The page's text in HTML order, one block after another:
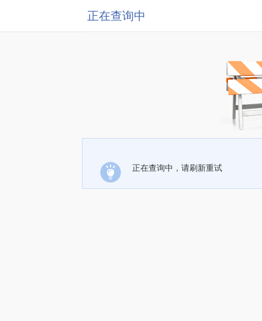
正在查询中
正在查询中，请刷新重试